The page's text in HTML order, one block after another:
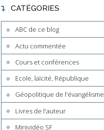
CATÉGORIES
ABC de ce blog
Actu commentée
Cours et conférences
Ecole, laïcité, République
Géopolitique de l'évangélisme
Livres de l'auteur
Minividéo SF